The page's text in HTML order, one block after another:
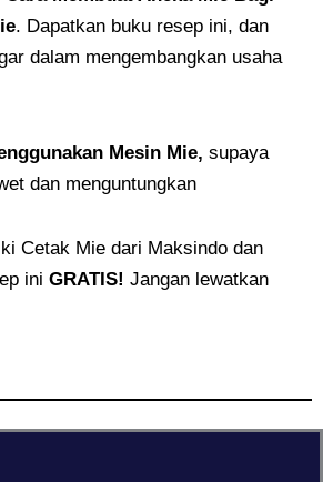
. Dapatkan buku resep ini, dan
dalam mengembangkan usaha
Mesin Mie, supaya
dan menguntungkan
Cetak Mie dari Maksindo dan
ini GRATIS! Jangan lewatkan